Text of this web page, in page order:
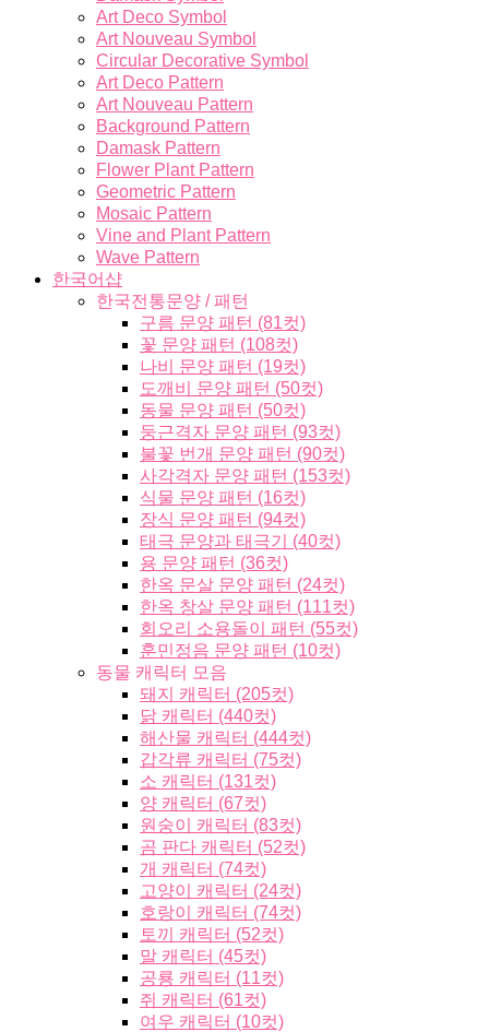
Art Deco Symbol
Art Nouveau Symbol
Circular Decorative Symbol
Art Deco Pattern
Art Nouveau Pattern
Background Pattern
Damask Pattern
Flower Plant Pattern
Geometric Pattern
Mosaic Pattern
Vine and Plant Pattern
Wave Pattern
한국어샵
한국전통문양 / 패턴
구름 문양 패턴 (81컷)
꽃 문양 패턴 (108컷)
나비 문양 패턴 (19컷)
도깨비 문양 패턴 (50컷)
동물 문양 패턴 (50컷)
둥근격자 문양 패턴 (93컷)
불꽃 번개 문양 패턴 (90컷)
사각격자 문양 패턴 (153컷)
식물 문양 패턴 (16컷)
장식 문양 패턴 (94컷)
태극 문양과 태극기 (40컷)
용 문양 패턴 (36컷)
한옥 문살 문양 패턴 (24컷)
한옥 창살 문양 패턴 (111컷)
회오리 소용돌이 패턴 (55컷)
훈민정음 문양 패턴 (10컷)
동물 캐릭터 모음
돼지 캐릭터 (205컷)
닭 캐릭터 (440컷)
해산물 캐릭터 (444컷)
갑각류 캐릭터 (75컷)
소 캐릭터 (131컷)
양 캐릭터 (67컷)
원숭이 캐릭터 (83컷)
곰 판다 캐릭터 (52컷)
개 캐릭터 (74컷)
고양이 캐릭터 (24컷)
호랑이 캐릭터 (74컷)
토끼 캐릭터 (52컷)
말 캐릭터 (45컷)
공룡 캐릭터 (11컷)
쥐 캐릭터 (61컷)
여우 캐릭터 (10컷)